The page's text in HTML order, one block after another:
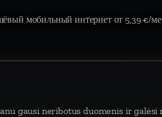
мобильный интернет от 5,39 €/мес.
gausi neribotus duomenis ir